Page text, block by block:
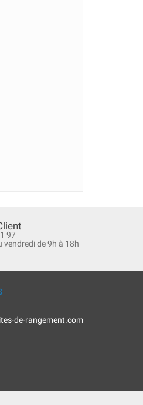
97
vendredi de 9h à 18h
de-rangement.com